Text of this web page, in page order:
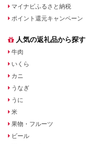
マイナビふるさと納税
ポイント還元キャンペーン
人気の返礼品から探す
牛肉
いくら
カニ
うなぎ
うに
米
果物・フルーツ
ビール